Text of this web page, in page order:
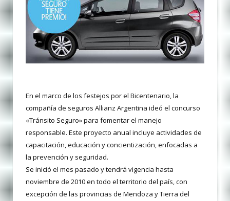
En el marco de los festejos por el Bicentenario, la
compañía de seguros Allianz Argentina ideó el concurso
«Tránsito Seguro» para fomentar el manejo
responsable. Este proyecto anual incluye actividades de
capacitación, educación y concientización, enfocadas a
la prevención y seguridad.
Se inició el mes pasado y tendrá vigencia hasta
noviembre de 2010 en todo el territorio del país, con
excepción de las provincias de Mendoza y Tierra del